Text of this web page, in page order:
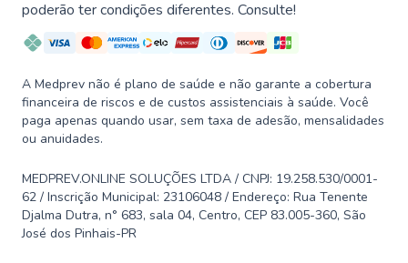
poderão ter condições diferentes. Consulte!
A Medprev não é plano de saúde e não garante a cobertura
financeira de riscos e de custos assistenciais à saúde. Você
paga apenas quando usar, sem taxa de adesão, mensalidades
ou anuidades.
MEDPREV.ONLINE SOLUÇÕES LTDA / CNPJ: 19.258.530/0001-
62 / Inscrição Municipal: 23106048 / Endereço: Rua Tenente
Djalma Dutra, n° 683, sala 04, Centro, CEP 83.005-360, São
José dos Pinhais-PR